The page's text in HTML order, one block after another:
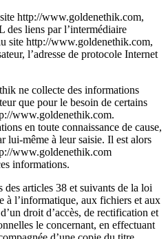
http://www.goldenethik.com,
des liens par l’intermédiaire
site http://www.goldenethik.com,
l’adresse de protocole Internet
ne collecte des informations
que pour le besoin de certains
www.goldenethik.com.
en toute connaissance de cause,
lui-même à leur saisie. Il est alors
www.goldenethik.com
informations.
articles 38 et suivants de la loi
à l’informatique, aux fichiers et aux
droit d’accès, de rectification et
le concernant, en effectuant